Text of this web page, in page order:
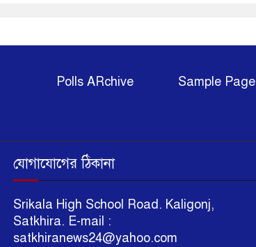
Polls ARchive Sample Page
যোগাযোগের ঠিকানা
Srikala High School Road. Kaligonj,
Satkhira. E-mail :
satkhiranews24@yahoo.com